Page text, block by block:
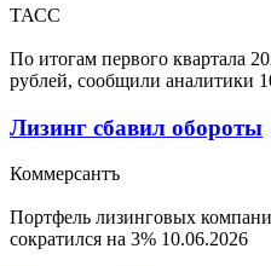
ТАСС
По итогам первого квартала
рублей, сообщили аналитики
Лизинг сбавил обороты
Коммерсантъ
Портфель лизинговых
сократился на 3% 10.06.2026